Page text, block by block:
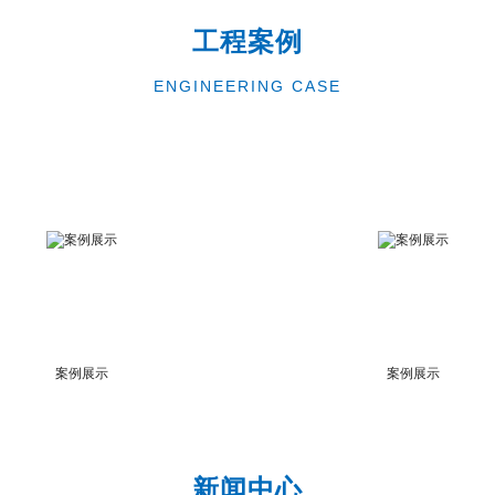
工程案例
ENGINEERING CASE
案例展示 案例展示
新闻中心